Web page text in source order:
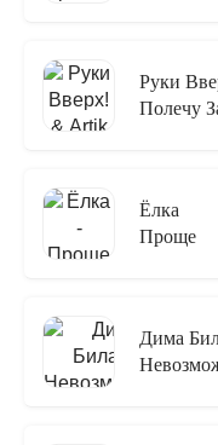
Руки
Полечу
Ёлка
Проще
Дима